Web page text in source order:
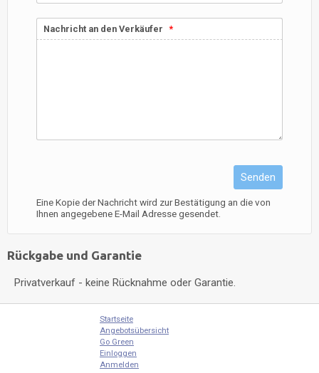
Nachricht an den Verkäufer
Senden
Eine Kopie der Nachricht wird zur Bestätigung an die von
Ihnen angegebene E-Mail Adresse gesendet.
Rückgabe und Garantie
Privatverkauf - keine Rücknahme oder Garantie.
Startseite
Angebotsübersicht
Go Green
Einloggen
Anmelden